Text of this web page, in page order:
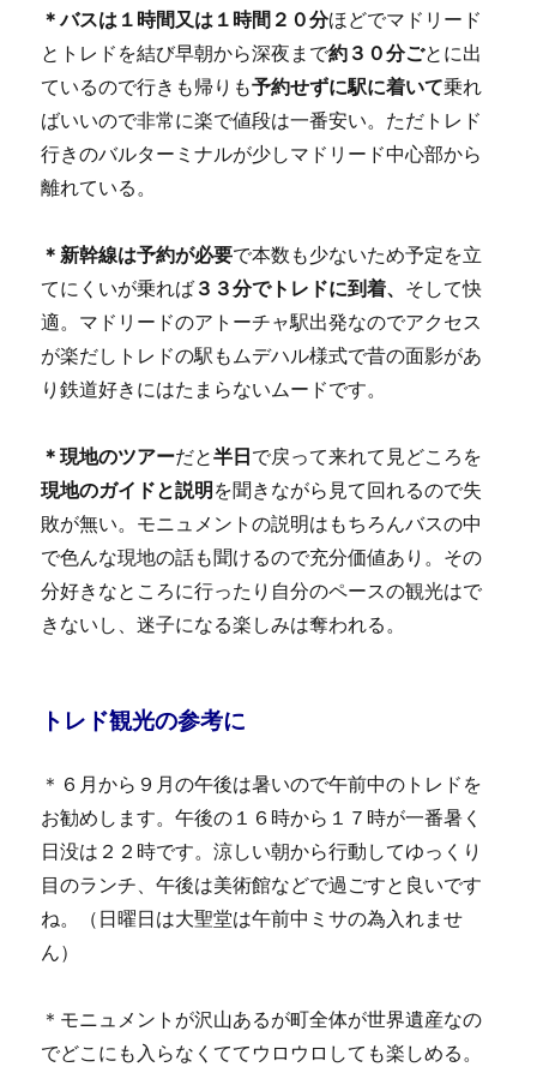
＊バスは１時間又は１時間２０分ほどでマドリード
とトレドを結び早朝から深夜まで約３０分ごとに出
ているので行きも帰りも予約せずに駅に着いて乗れ
ばいいので非常に楽で値段は一番安い。ただトレド
行きのバルターミナルが少しマドリード中心部から
離れている。
＊新幹線は予約が必要で本数も少ないため予定を立
てにくいが乗れば ３３分でトレドに到着、 そして快
適。マドリードのアトーチャ駅出発なのでアクセス
が楽だしトレドの駅もムデハル様式で昔の面影があ
り鉄道好きにはたまらないムードです。
＊現地のツアーだと半日で戻って来れて見どころを
現地のガイドと説明 を聞きながら見て回れるので失
敗が無い。モニュメントの説明はもちろんバスの中
で色んな現地の話も聞けるので充分価値あり。その
分好きなところに行ったり自分のペースの観光はで
きないし、迷子になる楽しみは奪われる。
トレド観光の参考に
＊６月から９月の午後は暑いので午前中のトレドを
お勧めします。午後の１６時から１７時が一番暑く
日没は２２時です。涼しい朝から行動してゆっくり
目のランチ、午後は美術館などで過ごすと良いです
ね。（日曜日は大聖堂は午前中ミサの為入れませ
ん）
＊モニュメントが沢山あるが町全体が世界遺産なの
でどこにも入らなくててウロウロしても楽しめる。